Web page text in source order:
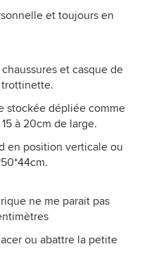
et toujours en
et casque de
trottinette.
stockée dépliée comme
à 20cm de large.
en position verticale ou
ne me parait pas
ou abattre la petite